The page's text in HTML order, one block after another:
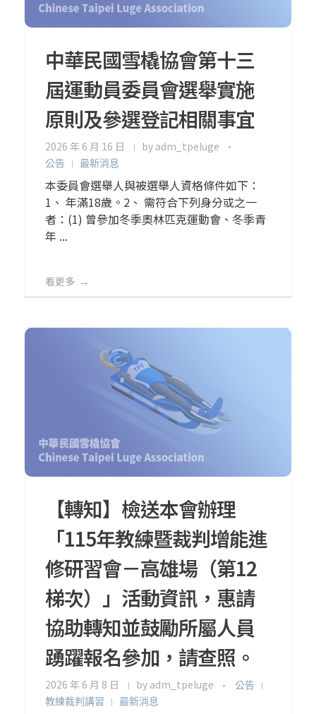
中華民國雪橇協會第十三
屆運動員委員會選舉實施
原則及參選登記相關事宜
2026 年 6 月 16 日 by adm_tpeluge
公告 最新消息
本委員會選舉人與被選舉人資格條件如下：
1、 年滿18歲。2、 需符合下列身分或之一
者：(1) 曾參加冬季奧林匹克運動會、冬季青
年 ...
看更多
【轉知】檢送本會辦理
「115年教練暨裁判增能進
修研習會－高雄場（第12
梯次）」活動資訊，惠請
協助轉知並鼓勵所屬人員
踴躍報名參加，請查照。
2026 年 6 月 8 日 by adm_tpeluge
公告
教練裁判講習
最新消息